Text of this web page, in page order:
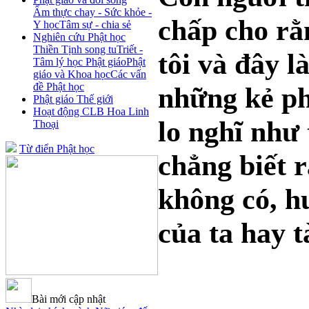
Ẩm thực chay - Sức khỏe -
Y họcTâm sự - chia sẻ
Nghiên cứu Phật học
Thiền Tịnh song tuTriết -
Tâm lý học Phật giáoPhật
giáo và Khoa họcCác vấn
đề Phật học
Phật giáo Thế giới
Hoạt động CLB Hoa Linh
Thoại
Từ điển Phật học
Bài mới cập nhật
chấp cho
tôi và đây
những kẻ
lo nghĩ như
chẳng biết
không có,
của ta hay